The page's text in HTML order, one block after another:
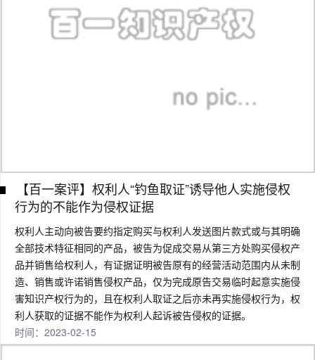
【百一案评】权利人“钓鱼取证”诱导他人实施侵权
行为的不能作为侵权证据
权利人主动向被告要约指定购买与权利人发送图片款式或与其明确
全部技术特征相同的产品，被告为促成交易从第三方处购买侵权产
品并销售给权利人，有证据证明被告原有的经营活动范围内从未制
造、销售或许诺销售侵权产品，仅为完成原告交易临时起意实施侵
害知识产权行为的，且在权利人取证之后亦未再实施侵权行为，权
利人获取的证据不能作为权利人起诉被告侵权的证据。
时间：2023-02-15